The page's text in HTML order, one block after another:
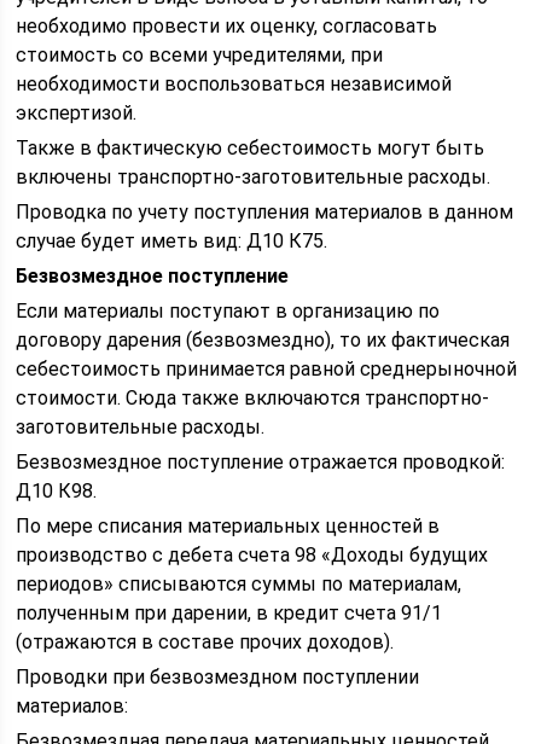
необходимо провести их оценку, согласовать
стоимость со всеми учредителями, при
необходимости воспользоваться независимой
экспертизой.
Также в фактическую себестоимость могут быть
включены транспортно-заготовительные расходы.
Проводка по учету поступления материалов в данном
случае будет иметь вид: Д10 К75.
Безвозмездное поступление
Если материалы поступают в организацию по
договору дарения (безвозмездно), то их фактическая
себестоимость принимается равной среднерыночной
стоимости. Сюда также включаются транспортно-
заготовительные расходы.
Безвозмездное поступление отражается проводкой:
Д10 К98.
По мере списания материальных ценностей в
производство с дебета счета 98 «Доходы будущих
периодов» списываются суммы по материалам,
полученным при дарении, в кредит счета 91/1
(отражаются в составе прочих доходов).
Проводки при безвозмездном поступлении
материалов: